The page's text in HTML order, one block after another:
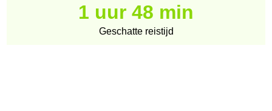
1 uur 48 min
Geschatte reistijd